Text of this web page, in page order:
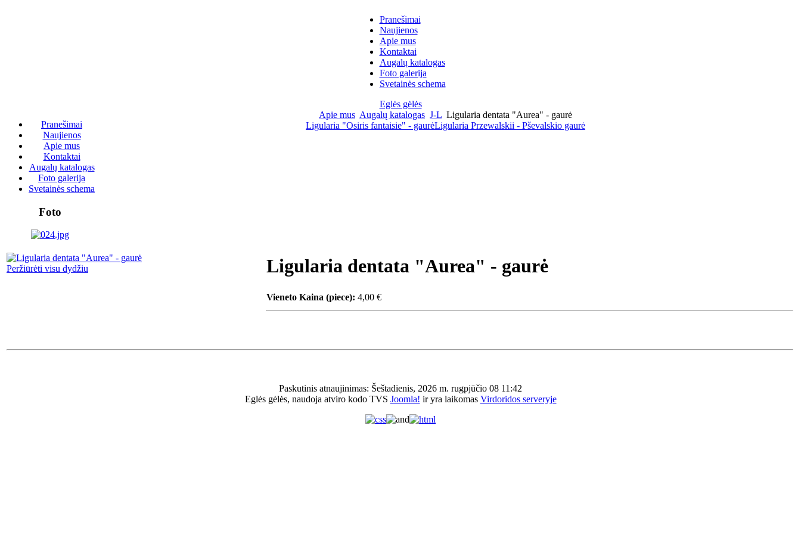
Pranešimai
Naujienos
Apie mus
Kontaktai
Augalų katalogas
Foto galerija
Svetainės schema
Eglės gėlės
Pranešimai
Naujienos
Apie mus
Kontaktai
Augalų katalogas
Foto galerija
Svetainės schema
Foto
Apie mus Augalų katalogas J-L Ligularia dentata "Aurea" - gaurė
Ligularia "Osiris fantaisie" - gaurėLigularia Przewalskii - Pševalskio gaurė
Peržiūrėti visu dydžiu Ligularia dentata "Aurea" - gaurė
Vieneto Kaina (piece): 4,00 €
Paskutinis atnaujinimas: Šeštadienis, 2026 m. rugpjūčio 08 11:42
Eglės gėlės, naudoja atviro kodo TVS Joomla! ir yra laikomas Virdoridos serveryje